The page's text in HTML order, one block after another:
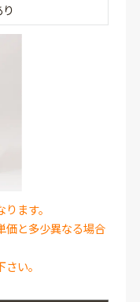
ます。
価と多少異なる場合
い。